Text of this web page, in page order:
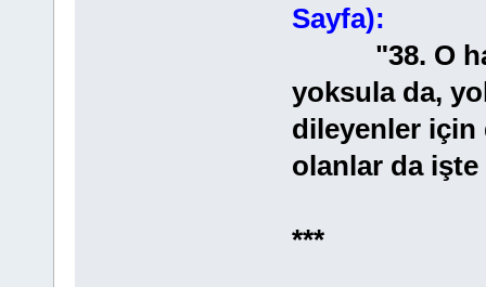
Sayfa):
"38. O
yoksula da,
dileyenler için
olanlar da işte
***